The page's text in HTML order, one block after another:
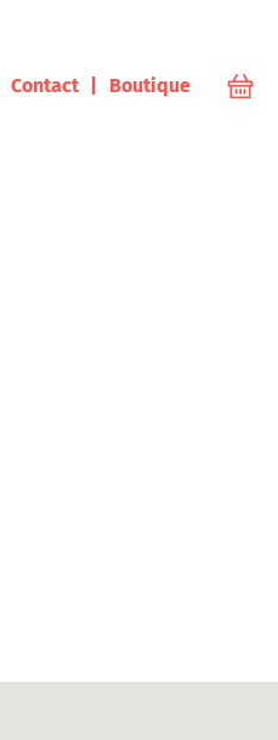
Contact Boutique